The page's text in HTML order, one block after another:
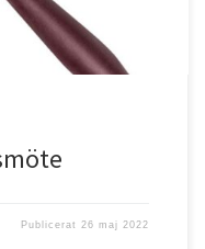
Publicerat26 maj 2022